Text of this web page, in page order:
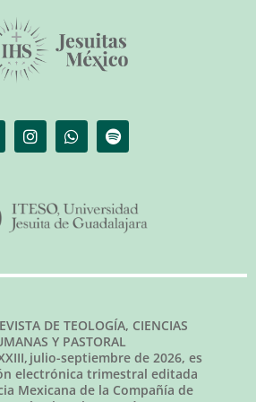
DE TEOLOGÍA, CIENCIAS
Y PASTORAL
julio-septiembre de 2026, es
electrónica trimestral editada
Mexicana de la Compañía de